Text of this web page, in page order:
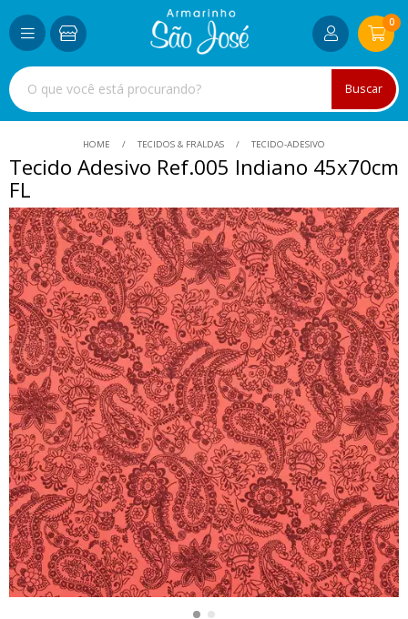
Buscar
0
HOME TECIDOS & FRALDAS TECIDO-ADESIVO
Tecido Adesivo Ref.005 Indiano 45x70cm
FL